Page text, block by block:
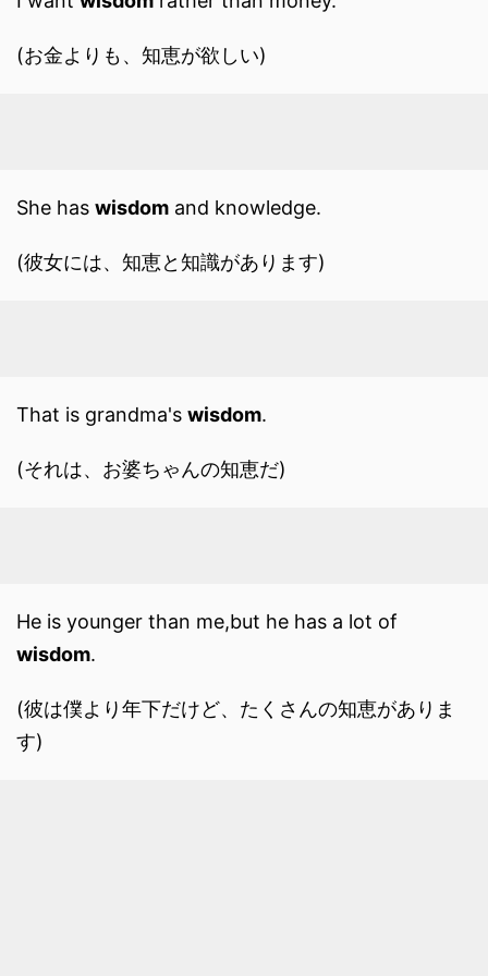
(お金よりも、知恵が欲しい)
She has wisdom and knowledge.
(彼女には、知恵と知識があります)
That is grandma's wisdom.
(それは、お婆ちゃんの知恵だ)
He is younger than me,but he has a lot of
wisdom.
(彼は僕より年下だけど、たくさんの知恵がありま
す)